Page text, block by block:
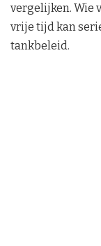
vergelijken. Wie
vrije tijd kan
tankbeleid.